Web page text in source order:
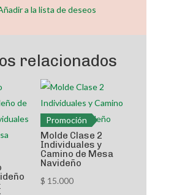
a la lista de deseos
relacionados
Promoción
Molde Clase 2
Individuales y
Camino de Mesa
Navideño
$ 15.000